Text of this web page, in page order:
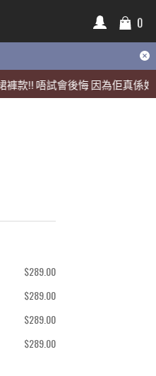
0
試會後悔 因為佢真係好靚🫶🏻
0
試會後悔 因為佢真係好靚🫶🏻
$289.00
$289.00
$289.00
$289.00